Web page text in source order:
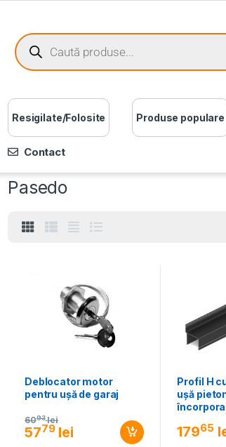
Resigilate/Folosite Produse populare
Contact
Pasedo
Deblocator motor
pentru ușă de garaj
5779 lei
6093 lei
Profil H
ușă
17965